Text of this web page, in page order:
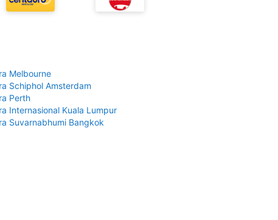
Melbourne
Schiphol Amsterdam
Perth
Internasional Kuala Lumpur
Suvarnabhumi Bangkok